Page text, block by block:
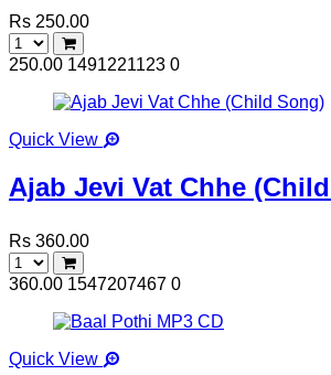
Rs 250.00
250.00 1491221123 0
Quick View
Ajab Jevi Vat Chhe
Rs 360.00
360.00 1547207467 0
Quick View